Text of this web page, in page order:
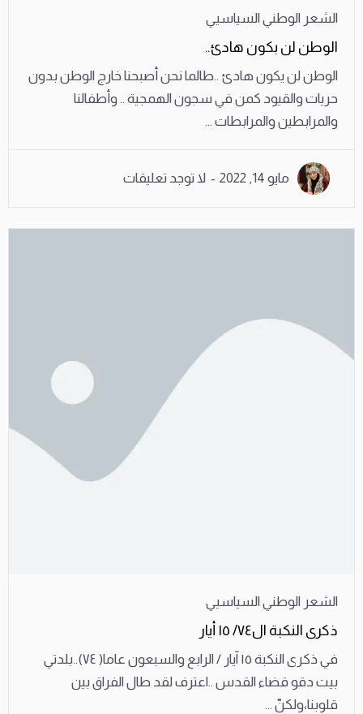
الشعر الوطني السياسيي
الوطن لن بكون هادئ..
الوطن لن يكون هادئ ..طالما نحن أصبحنا خارج الوطن بدون
حريات والقيود كمن في سجون الهمجية .. وأطفالنا
والمرابطين والمرابطات ...
مايو 14, 2022 لا توجد تعليقات
الشعر الوطني السياسيي
ذكرى النكبة ال٧٤/ ١٥ أيار
في ذكرى النكبة ١٥ آيار / الرابع والسبعون عاما( ٧٤)..بلدتي
بيت دقو قضاء القدس ..اعترف لقد طال الفراق بين
قلوبنا،ولكنّ ...